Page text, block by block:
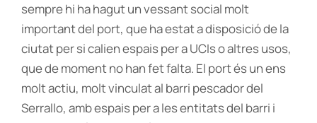
sempre hi ha hagut un vessant social molt
important del port, que ha estat a disposició de la
ciutat per si calien espais per a UCIs o altres usos,
que de moment no han fet falta. El port és un ens
molt actiu, molt vinculat al barri pescador del
Serrallo, amb espais per a les entitats del barri i